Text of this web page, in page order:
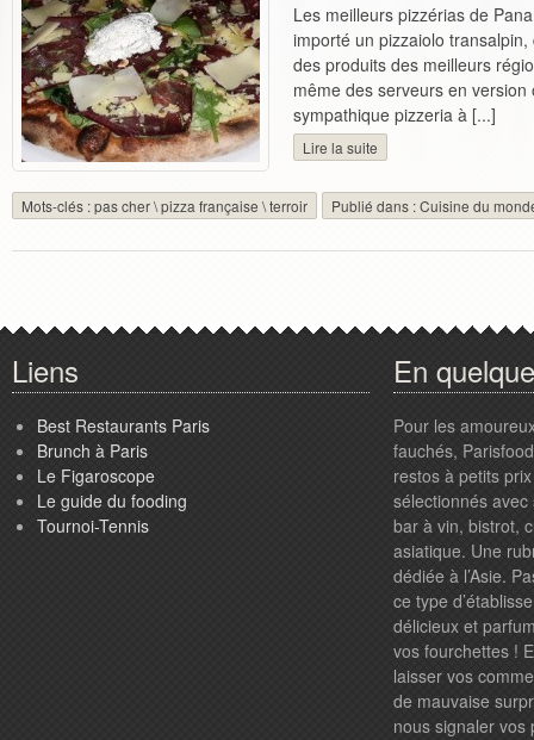
Les meilleurs pizzérias de
importé un pizzaiolo
des produits des meilleurs
même des serveurs en
sympathique pizzeria à [...]
Lire la suite
Mots-clés :pas cher\pizza française \terroir Publié dans :Cuisine du
Liens
Best Restaurants Paris
Brunch à Paris
Le Figaroscope
Le guide du fooding
Tournoi-Tennis
En
Pour les
fauchés,
restos à petits
sélectionnés
bar à vin, bistrot,
asiatique. Une
dédiée à l’Asie.
ce type
délicieux et
vos fourchettes !
laisser vos
de mauvaise
nous signaler